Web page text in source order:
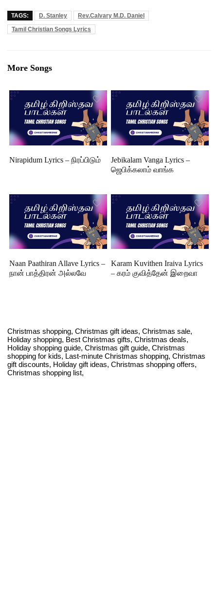
TAGS: D. Stanley
Rev.Calvary M.D. Daniel
Tamil Christian Songs Lyrics
More Songs
Nirapidum Lyrics – நிரப்பிடும்
Jebikalam Vanga Lyrics –
ஜெபிக்கலாம் வாங்க
Naan Paathiran Allave Lyrics –
நான் பாத்திரன் அல்லவே
Karam Kuvithen Iraiva Lyrics
– கரம் குவித்தேன் இறைவா
Christmas shopping, Christmas gift ideas, Christmas sale,
Holiday shopping, Best Christmas gifts, Christmas deals,
Holiday shopping guide, Christmas gift guide, Christmas
shopping for kids, Last-minute Christmas shopping, Christmas
gift discounts, Holiday gift ideas, Christmas shopping offers,
Christmas shopping list,